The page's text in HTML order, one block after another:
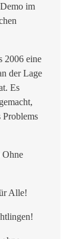
im
2006 eine
der Lage
Es
Problems
Ohne
Alle!